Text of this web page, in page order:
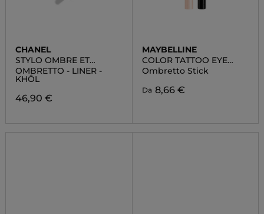
CHANEL
STYLO OMBRE ET
CONTOUR
OMBRETTO - LINER -
KHÔL
46,90 €
MAYBELLINE
COLOR TATTOO EYE
STICK
Ombretto Stick
Da 8,66 €